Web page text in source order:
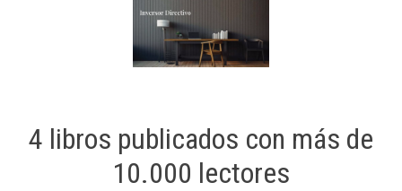
4 libros publicados con más de
10.000 lectores